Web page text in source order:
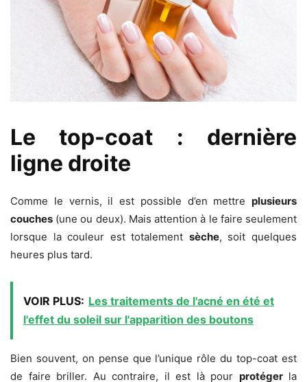
Le top-coat : dernière
ligne droite
Comme le vernis, il est possible d’en mettre plusieurs
couches (une ou deux). Mais attention à le faire seulement
lorsque la couleur est totalement sèche, soit quelques
heures plus tard.
VOIR PLUS: Les traitements de l'acné en été et
l'effet du soleil sur l'apparition des boutons
Bien souvent, on pense que l’unique rôle du top-coat est
de faire briller. Au contraire, il est là pour protégerla